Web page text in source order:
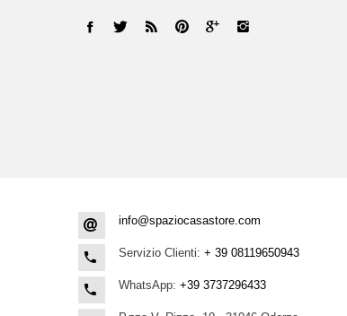
info@spaziocasastore.com
Servizio Clienti: + 39 08119650943
WhatsApp: +39 3737296433